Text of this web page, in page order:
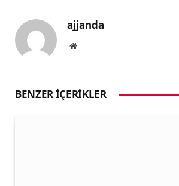
ajjanda
Website
BENZER İÇERIKLER